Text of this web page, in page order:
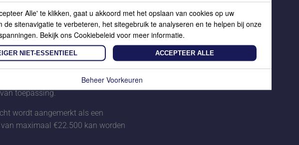
de baten van de rechtspersoon
zijn verdeeld.
schuldeisers geheel of
voorafgingen aan het boekjaar
als er een
nog niet aan is voldaan, samen
toepassing.
wordt aangemerkt als een
maximaal €22.500 kan worden
Alle' te klikken, gaat u akkoord met het opslaan van cookies op uw
de sitenavigatie te verbeteren, het sitegebruik te analyseren en te helpen bij onze
Bekijk ons Cookiebeleid voor meer informatie.
NIET-ESSENTIEEL ACCEPTEER ALLE
Beheer Voorkeuren